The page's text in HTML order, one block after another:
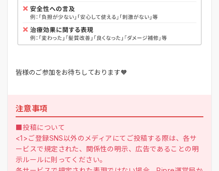
皆様のご参加をお待ちしております🧡
注意事項
■投稿について
<1>ご登録SNS以外のメディアにてご投稿する際は、各サ
ービスで規定された、関係性の明示、広告であることの明
示ルールに則ってください。